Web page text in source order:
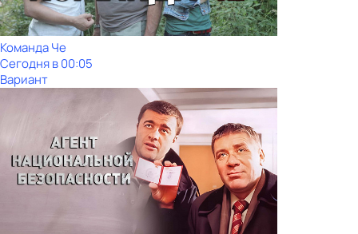
Команда Че
Сегодня в 00:05
Вариант